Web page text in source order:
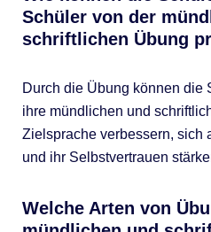
Schüler von der
schriftlichen Übung
Durch die Übung können die
ihre mündlichen und
Zielsprache verbessern, sich
und ihr Selbstvertrauen
Welche Arten von